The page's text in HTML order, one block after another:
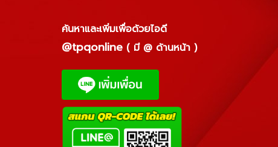
ค้นหาและเพิ่มเพื่อด้วยไอดี
@tpqonline ( มี @ ด้านหน้า )